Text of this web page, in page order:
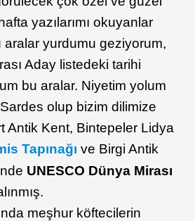
yazılarımı okuyanlar
aralar yurdumu geziyorum,
Aday listedeki tarihi
bu aralar. Niyetim yolum
olup bizim dilimize
Antik Kent, Bintepeler Lidya
Tapınağı ve Birgi Antik
UNESCO Dünya Mirası
meşhur köftecilerin